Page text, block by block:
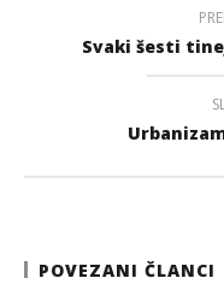
Svaki šesti
POVEZANI ČLANCI